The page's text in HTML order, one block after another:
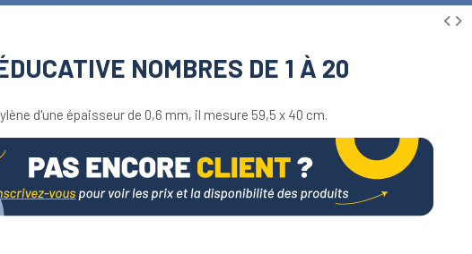
NOMBRES DE 1 À 20
d'une épaisseur de 0,6 mm, il mesure 59,5 x 40 cm.